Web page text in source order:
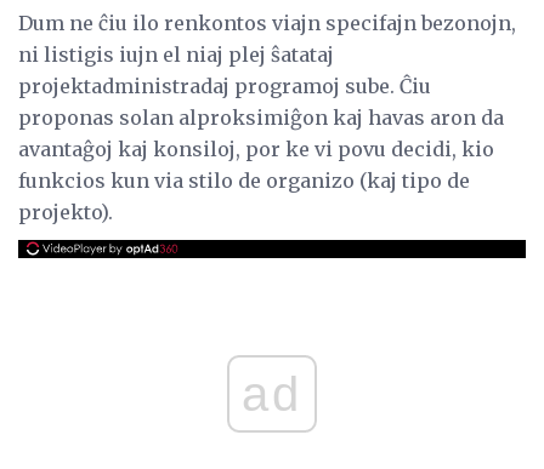
Dum ne ĉiu ilo renkontos viajn specifajn bezonojn,
ni listigis iujn el niaj plej ŝatataj
projektadministradaj programoj sube. Ĉiu
proponas solan alproksimiĝon kaj havas aron da
avantaĝoj kaj konsiloj, por ke vi povu decidi, kio
funkcios kun via stilo de organizo (kaj tipo de
projekto).
ad